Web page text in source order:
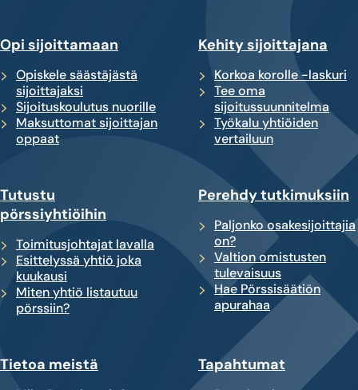
Opi sijoittamaan
Opiskele säästäjästä
sijoittajaksi
Sijoituskoulutus nuorille
Maksuttomat sijoittajan
oppaat
Kehity sijoittajana
Korkoa korolle -laskuri
Tee oma
sijoitussuunnitelma
Työkalu yhtiöiden
vertailuun
Tutustu
pörssiyhtiöihin
Toimitusjohtajat lavalla
Esittelyssä yhtiö joka
kuukausi
Miten yhtiö listautuu
pörssiin?
Perehdy tutkimuksiin
Paljonko osakesijoittajia
on?
Valtion omistusten
tulevaisuus
Hae Pörssisäätiön
apurahaa
Tietoa meistä Tapahtumat